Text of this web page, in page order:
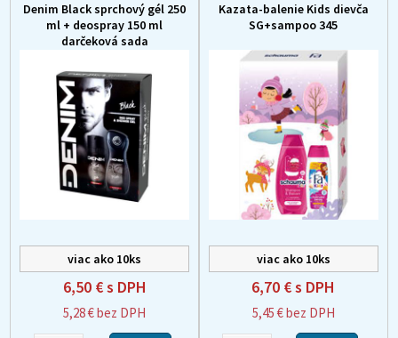
Denim Black sprchový gél 250
ml + deospray 150 ml
darčeková sada
viac ako 10ks
6,50 €s DPH
5,28 €bez DPH
Kazata-balenie Kids dievča
SG+sampoo 345
viac ako 10ks
6,70 €s DPH
5,45 €bez DPH